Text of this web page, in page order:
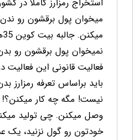
استخراج رمزارز کاملا در
میخوان پول برقشون رو ندن
نمیخوان پول برقشون رو
فعالیت قانونی این
باید براساس تعرفه
نیست! مگه چه کار میکنن؟!
وصل میکنن. چی تولید
خودتون رو گول نزنید، یک